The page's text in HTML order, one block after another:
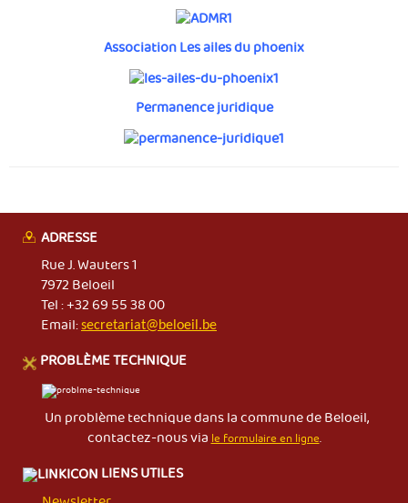
Association Les ailes du phoenix
Permanence juridique
ADRESSE
Rue J. Wauters 1
7972 Beloeil
Tel : +32 69 55 38 00
Email:secretariat@beloeil.be
PROBLÈME TECHNIQUE
Un problème technique dans la commune de Beloeil,
contactez-nous viale formulaire en ligne.
LIENS UTILES